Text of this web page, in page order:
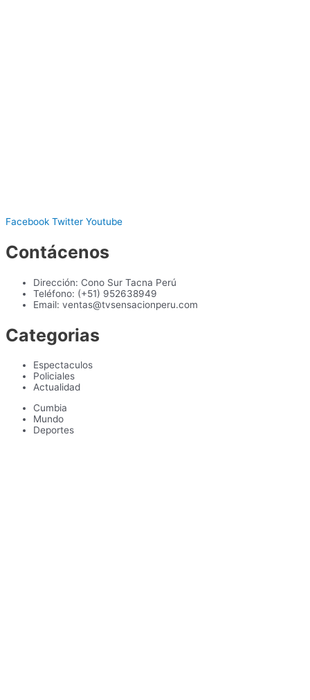
Facebook Twitter Youtube
Contácenos
Dirección: Cono Sur Tacna Perú
Teléfono: (+51) 952638949
Email: ventas@tvsensacionperu.com
Categorias
Espectaculos
Policiales
Actualidad
Cumbia
Mundo
Deportes